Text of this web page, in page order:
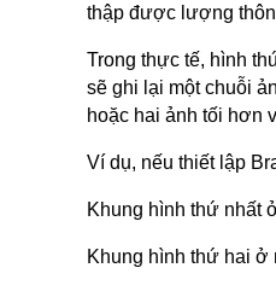
thập được lượng
Trong thực tế, hình
sẽ ghi lại một chuỗi
hoặc hai ảnh tối hơn
Ví dụ, nếu thiết lập
Khung hình thứ nhất
Khung hình thứ hai ở